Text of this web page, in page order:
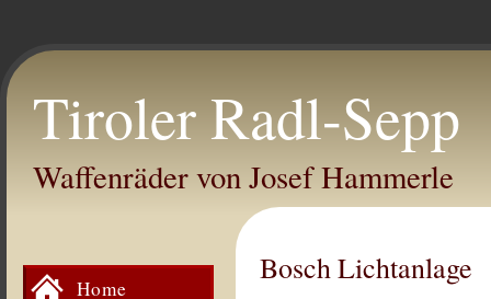
Tiroler Radl-Sepp
Waffenräder von Josef Hammerle
Home
Bosch Lichtanlage